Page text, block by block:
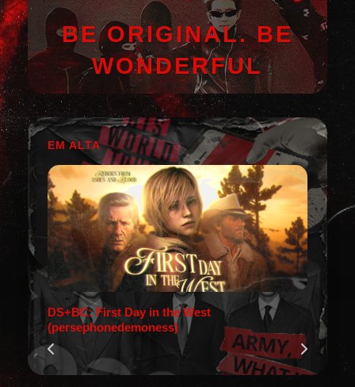
BE ORIGINAL. BE
WONDERFUL
EM ALTA
DS+BC: First Day in the West
(persephonedemoness)